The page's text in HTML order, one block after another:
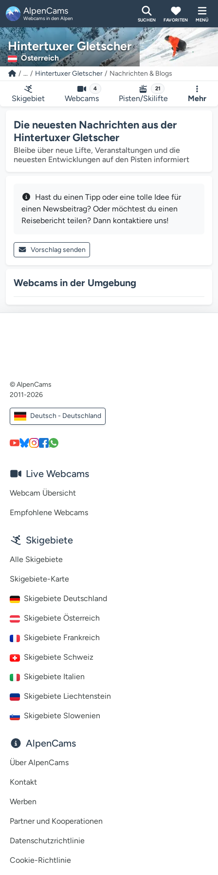
AlpenCams
Webcams in den Alpen SUCHEN FAVORITEN MENÜ
Hintertuxer Gletscher
Österreich
... Hintertuxer Gletscher Nachrichten & Blogs
Skigebiet
4
Webcams
21
Pisten/Skilifte Mehr
Die neuesten Nachrichten aus der
Hintertuxer Gletscher
Bleibe über neue Lifte, Veranstaltungen und die
neuesten Entwicklungen auf den Pisten informiert
Hast du einen Tipp oder eine tolle Idee für
einen Newsbeitrag? Oder möchtest du einen
Reisebericht teilen? Dann kontaktiere uns!
Vorschlag senden
Webcams in der Umgebung
© AlpenCams
2011-2026
Deutsch - Deutschland
Live Webcams
Webcam Übersicht
Empfohlene Webcams
Skigebiete
Alle Skigebiete
Skigebiete-Karte
Skigebiete Deutschland
Skigebiete Österreich
Skigebiete Frankreich
Skigebiete Schweiz
Skigebiete Italien
Skigebiete Liechtenstein
Skigebiete Slowenien
AlpenCams
Über AlpenCams
Kontakt
Werben
Partner und Kooperationen
Datenschutzrichtlinie
Cookie-Richtlinie